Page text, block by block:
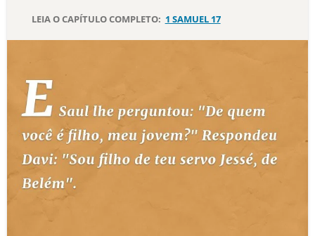
DEVOCIONAL DIÁRIO
ESTUDOS BÍBLICOS
ESBOÇOS DE PREGAÇÃO
TEMAS
PERGUNTE À BÍBLIA
LEIA O CAPÍTULO COMPLETO: 1 SAMUEL 17